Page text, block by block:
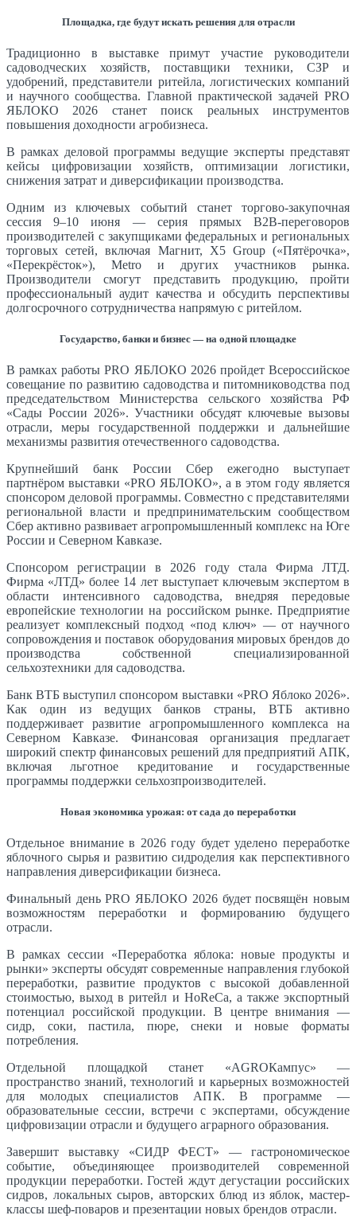
Площадка, где будут искать решения для отрасли
Традиционно в выставке примут участие руководители
садоводческих хозяйств, поставщики техники, СЗР и
удобрений, представители ритейла, логистических компаний
и научного сообщества. Главной практической задачей PRO
ЯБЛОКО 2026 станет поиск реальных инструментов
повышения доходности агробизнеса.
В рамках деловой программы ведущие эксперты представят
кейсы цифровизации хозяйств, оптимизации логистики,
снижения затрат и диверсификации производства.
Одним из ключевых событий станет торгово-закупочная
сессия 9–10 июня — серия прямых B2B-переговоров
производителей с закупщиками федеральных и региональных
торговых сетей, включая Магнит, X5 Group («Пятёрочка»,
«Перекрёсток»), Metro и других участников рынка.
Производители смогут представить продукцию, пройти
профессиональный аудит качества и обсудить перспективы
долгосрочного сотрудничества напрямую с ритейлом.
Государство, банки и бизнес — на одной площадке
В рамках работы PRO ЯБЛОКО 2026 пройдет Всероссийское
совещание по развитию садоводства и питомниководства под
председательством Министерства сельского хозяйства РФ
«Сады России 2026». Участники обсудят ключевые вызовы
отрасли, меры государственной поддержки и дальнейшие
механизмы развития отечественного садоводства.
Крупнейший банк России Сбер ежегодно выступает
партнёром выставки «PRO ЯБЛОКО», а в этом году является
спонсором деловой программы. Совместно с представителями
региональной власти и предпринимательским сообществом
Сбер активно развивает агропромышленный комплекс на Юге
России и Северном Кавказе.
Спонсором регистрации в 2026 году стала Фирма ЛТД.
Фирма «ЛТД» более 14 лет выступает ключевым экспертом в
области интенсивного садоводства, внедряя передовые
европейские технологии на российском рынке. Предприятие
реализует комплексный подход «под ключ» — от научного
сопровождения и поставок оборудования мировых брендов до
производства собственной специализированной
сельхозтехники для садоводства.
Банк ВТБ выступил спонсором выставки «PRO Яблоко 2026».
Как один из ведущих банков страны, ВТБ активно
поддерживает развитие агропромышленного комплекса на
Северном Кавказе. Финансовая организация предлагает
широкий спектр финансовых решений для предприятий АПК,
включая льготное кредитование и государственные
программы поддержки сельхозпроизводителей.
Новая экономика урожая: от сада до переработки
Отдельное внимание в 2026 году будет уделено переработке
яблочного сырья и развитию сидроделия как перспективного
направления диверсификации бизнеса.
Финальный день PRO ЯБЛОКО 2026 будет посвящён новым
возможностям переработки и формированию будущего
отрасли.
В рамках сессии «Переработка яблока: новые продукты и
рынки» эксперты обсудят современные направления глубокой
переработки, развитие продуктов с высокой добавленной
стоимостью, выход в ритейл и HoReCa, а также экспортный
потенциал российской продукции. В центре внимания —
сидр, соки, пастила, пюре, снеки и новые форматы
потребления.
Отдельной площадкой станет «AGROКампус» —
пространство знаний, технологий и карьерных возможностей
для молодых специалистов АПК. В программе —
образовательные сессии, встречи с экспертами, обсуждение
цифровизации отрасли и будущего аграрного образования.
Завершит выставку «СИДР ФЕСТ» — гастрономическое
событие, объединяющее производителей современной
продукции переработки. Гостей ждут дегустации российских
сидров, локальных сыров, авторских блюд из яблок, мастер-
классы шеф-поваров и презентации новых брендов отрасли.